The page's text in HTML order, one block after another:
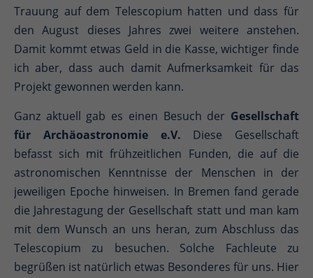
Trauung auf dem Telescopium hatten und dass für
den August dieses Jahres zwei weitere anstehen.
Damit kommt etwas Geld in die Kasse, wichtiger finde
ich aber, dass auch damit Aufmerksamkeit für das
Projekt gewonnen werden kann.
Ganz aktuell gab es einen Besuch der Gesellschaft
für Archäoastronomie e.V. Diese Gesellschaft
befasst sich mit frühzeitlichen Funden, die auf die
astronomischen Kenntnisse der Menschen in der
jeweiligen Epoche hinweisen. In Bremen fand gerade
die Jahrestagung der Gesellschaft statt und man kam
mit dem Wunsch an uns heran, zum Abschluss das
Telescopium zu besuchen. Solche Fachleute zu
begrüßen ist natürlich etwas Besonderes für uns. Hier